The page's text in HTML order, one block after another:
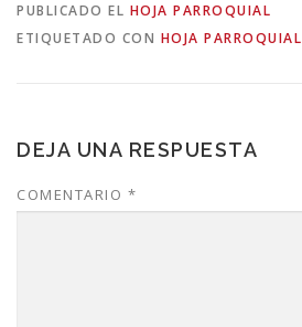
PUBLICADO EL HOJA PARROQUIAL
ETIQUETADO CON HOJA PARROQUIAL
DEJA UNA RESPUESTA
COMENTARIO *